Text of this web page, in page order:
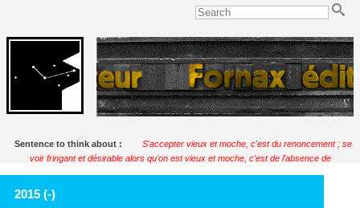
Sentence to think about :
S'accepter vieux et moche, c'est du renoncement ; se
voir fringant et désirable alors qu'on est vieux et moche, c'est de l'absence de
2015 (-)